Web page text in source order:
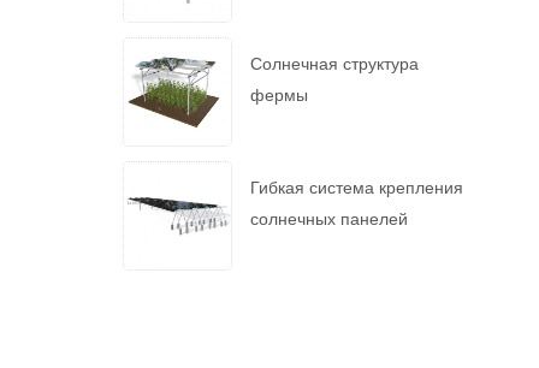
Солнечная структура
фермы
Гибкая система крепления
солнечных панелей